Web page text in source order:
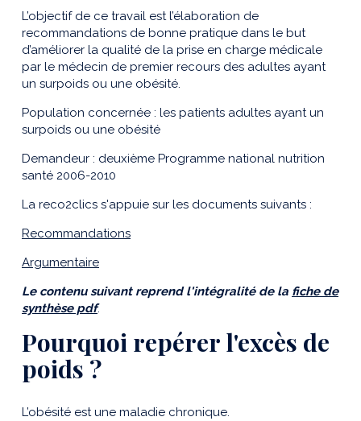
L’objectif de ce travail est l’élaboration de
recommandations de bonne pratique dans le but
d’améliorer la qualité de la prise en charge médicale
par le médecin de premier recours des adultes ayant
un surpoids ou une obésité.
Population concernée : les patients adultes ayant un
surpoids ou une obésité
Demandeur : deuxième Programme national nutrition
santé 2006-2010
La reco2clics s'appuie sur les documents suivants :
Recommandations
Argumentaire
Le contenu suivant reprend l'intégralité de la fiche de
synthèse pdf.
Pourquoi repérer l'excès de
poids ?
L’obésité est une maladie chronique.